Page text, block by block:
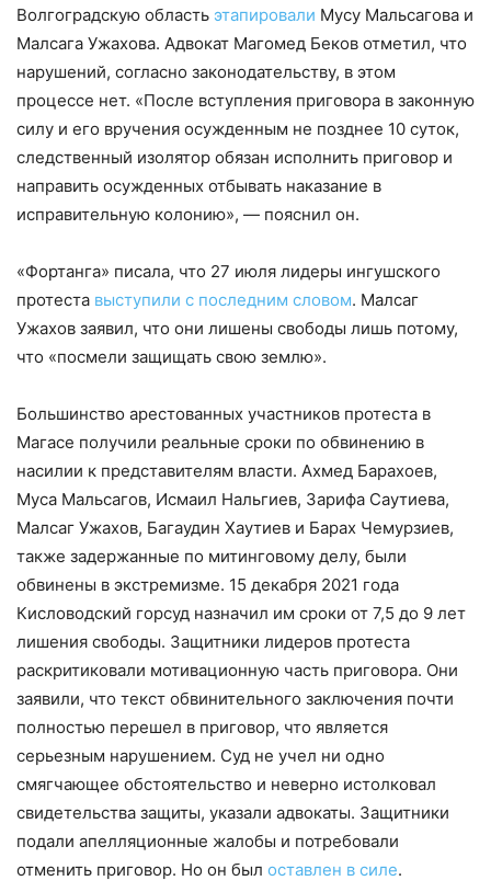
Волгоградскую область этапировали Мусу Мальсагова и
Малсага Ужахова. Адвокат Магомед Беков отметил, что
нарушений, согласно законодательству, в этом
процессе нет. «После вступления приговора в законную
силу и его вручения осужденным не позднее 10 суток,
следственный изолятор обязан исполнить приговор и
направить осужденных отбывать наказание в
исправительную колонию», — пояснил он.
«Фортанга» писала, что 27 июля лидеры ингушского
протеста выступили с последним словом. Малсаг
Ужахов заявил, что они лишены свободы лишь потому,
что «посмели защищать свою землю».
Большинство арестованных участников протеста в
Магасе получили реальные сроки по обвинению в
насилии к представителям власти. Ахмед Барахоев,
Муса Мальсагов, Исмаил Нальгиев, Зарифа Саутиева,
Малсаг Ужахов, Багаудин Хаутиев и Барах Чемурзиев,
также задержанные по митинговому делу, были
обвинены в экстремизме. 15 декабря 2021 года
Кисловодский горсуд назначил им сроки от 7,5 до 9 лет
лишения свободы. Защитники лидеров протеста
раскритиковали мотивационную часть приговора. Они
заявили, что текст обвинительного заключения почти
полностью перешел в приговор, что является
серьезным нарушением. Суд не учел ни одно
смягчающее обстоятельство и неверно истолковал
свидетельства защиты, указали адвокаты. Защитники
подали апелляционные жалобы и потребовали
отменить приговор. Но он был оставлен в силе.